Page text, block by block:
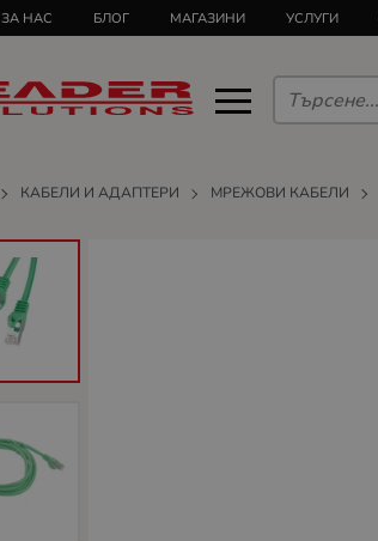
ЗА НАС БЛОГ МАГАЗИНИ УСЛУГИ
КАБЕЛИ И АДАПТЕРИ МРЕЖОВИ КАБЕЛИ